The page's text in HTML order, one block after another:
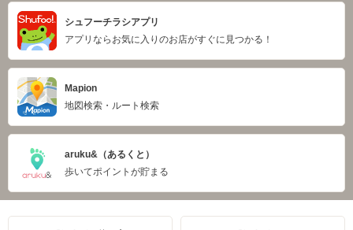
シュフーチラシアプリ
アプリならお気に入りのお店がすぐに見つかる！
Mapion
地図検索・ルート検索
aruku&（あるくと）
歩いてポイントが貯まる